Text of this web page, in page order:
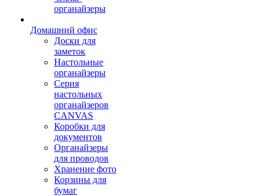
органайзеры
Домашний офис
Доски для
заметок
Настольные
органайзеры
Серия
настольных
органайзеров
CANVAS
Коробки для
документов
Органайзеры
для проводов
Хранение фото
Корзины для
бумаг